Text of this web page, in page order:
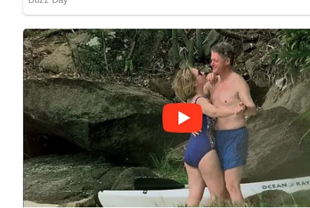
Nährwertangaben (pro Portion)
Kalorien: 350 kcal
Kohlenhydrate: 15 g
Fett: 25 g
Eiweiß: 20 g
Zubereitungszeit
15 Minuten